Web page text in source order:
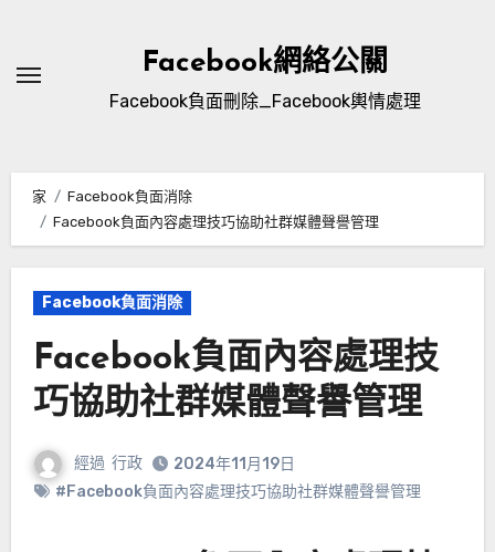
Facebook網絡公關
Facebook負面刪除_Facebook輿情處理
家
Facebook負面消除
Facebook負面內容處理技巧協助社群媒體聲譽管理
Facebook負面消除
Facebook負面內容處理技
巧協助社群媒體聲譽管理
經過 行政
2024年11月19日
#Facebook負面內容處理技巧協助社群媒體聲譽管理